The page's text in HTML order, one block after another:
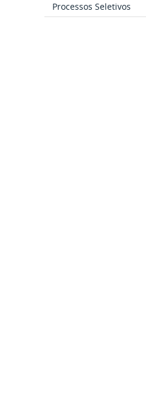
Processos Seletivos